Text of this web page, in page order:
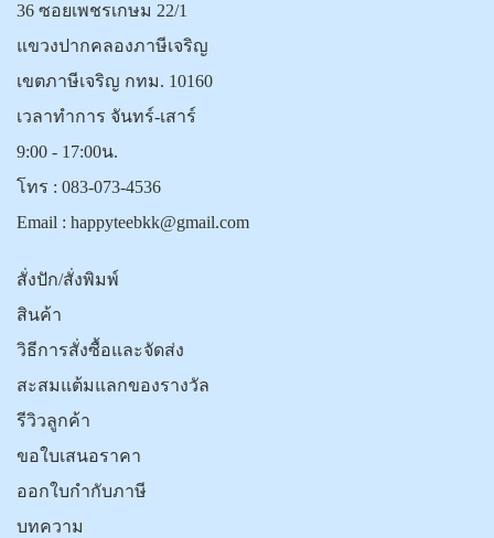
36 ซอยเพชรเกษม 22/1
แขวงปากคลองภาษีเจริญ
เขตภาษีเจริญ กทม. 10160
เวลาทำการ จันทร์-เสาร์
9:00 - 17:00น.
โทร : 083-073-4536
Email : happyteebkk@gmail.com
สั่งปัก/สั่งพิมพ์
สินค้า
วิธีการสั่งซื้อและจัดส่ง
สะสมแต้มแลกของรางวัล
รีวิวลูกค้า
ขอใบเสนอราคา
ออกใบกำกับภาษี
บทความ